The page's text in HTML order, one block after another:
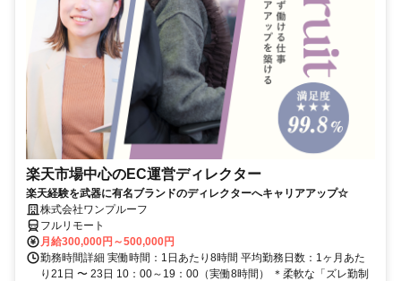
楽天市場中心のEC運営ディレクター
楽天経験を武器に有名ブランドのディレクターへキャリアアップ☆
株式会社ワンプルーフ
フルリモート
月給300,000円～500,000円
勤務時間詳細 実働時間：1日あたり8時間 平均勤務日数：1ヶ月あた
り21日 〜 23日 10：00～19：00（実働8時間） ＊柔軟な「ズレ勤制